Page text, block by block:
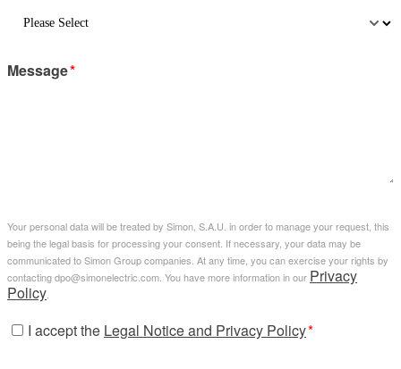
Message*
Your personal data will be treated by Simon, S.A.U. in order to manage your request, this
being the legal basis for processing your consent. If necessary, your data may be
communicated to Simon Group companies. At any time, you can exercise your rights by
contacting dpo@simonelectric.com. You have more information in our Privacy
Policy.
I accept the Legal Notice and Privacy Policy*